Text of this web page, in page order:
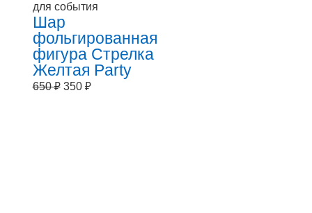
для события
Шар
фольгированная
фигура Стрелка
Желтая Party
650₽ 350 ₽